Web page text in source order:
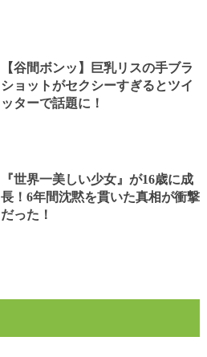
【谷間ボンッ】巨乳リスの手ブラ
ショットがセクシーすぎるとツイ
ッターで話題に！
『世界一美しい少女』が16歳に成
長！6年間沈黙を貫いた真相が衝撃
だった！